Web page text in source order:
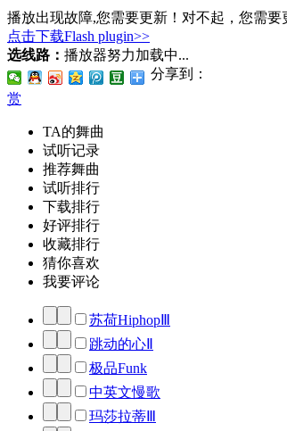
播放出现故障,您需要更新！ 对不起，您需要
点击下载Flash plugin>>
选线路： 播放器努力加载中...
分享到：
赏
TA的舞曲
试听记录
推荐舞曲
试听排行
下载排行
好评排行
收藏排行
猜你喜欢
我要评论
苏荷HiphopⅢ
跳动的心Ⅱ
极品Funk
中英文慢歌
玛莎拉蒂Ⅲ